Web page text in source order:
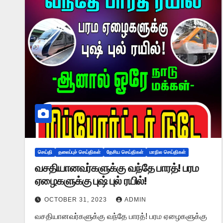
செய்தி தலைப்புச் செய்திகள் தேசிய செய்திகள் மாநில செய்திகள்
வசதியானவர்களுக்கு வந்தே பாரத்! பரம
ஏழைகளுக்கு புஷ் புல் ரயில்!
OCTOBER 31, 2023 ADMIN
வசதியானவர்களுக்கு வந்தே பாரத்! பரம ஏழைகளுக்கு